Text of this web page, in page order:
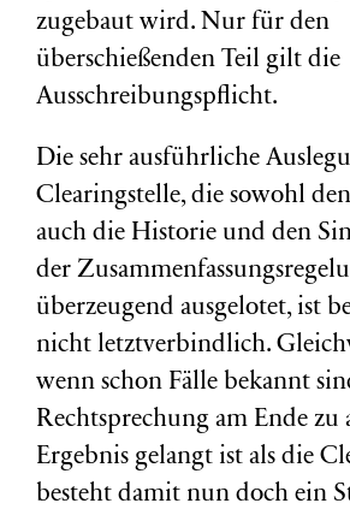
zugebaut wird. Nur für den
überschießenden Teil gilt die
Ausschreibungspflicht.
Die sehr ausführliche
Clearingstelle, die sowohl
auch die Historie und den
der
überzeugend ausgelotet, ist
nicht letztverbindlich.
wenn schon Fälle bekannt
Rechtsprechung am Ende zu
Ergebnis gelangt ist als die
besteht damit nun doch ein